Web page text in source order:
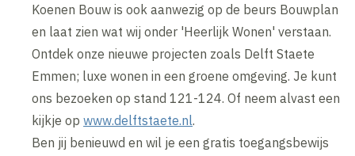
Koenen Bouw is ook aanwezig op de beurs Bouwplan
en laat zien wat wij onder 'Heerlijk Wonen' verstaan.
Ontdek onze nieuwe projecten zoals Delft Staete
Emmen; luxe wonen in een groene omgeving. Je kunt
ons bezoeken op stand 121-124. Of neem alvast een
kijkje opwww.delftstaete.nl.
Ben jij benieuwd en wil je een gratis toegangsbewijs